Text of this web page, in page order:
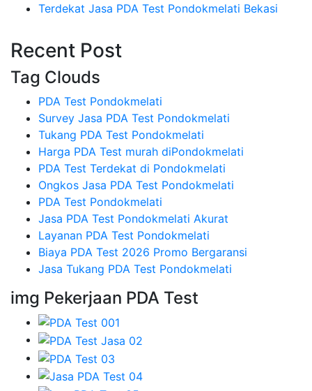
Terdekat Jasa PDA Test Pondokmelati Bekasi
Recent Post
Tag Clouds
PDA Test Pondokmelati
Survey Jasa PDA Test Pondokmelati
Tukang PDA Test Pondokmelati
Harga PDA Test murah diPondokmelati
PDA Test Terdekat di Pondokmelati
Ongkos Jasa PDA Test Pondokmelati
PDA Test Pondokmelati
Jasa PDA Test Pondokmelati Akurat
Layanan PDA Test Pondokmelati
Biaya PDA Test 2026 Promo Bergaransi
Jasa Tukang PDA Test Pondokmelati
img Pekerjaan PDA Test